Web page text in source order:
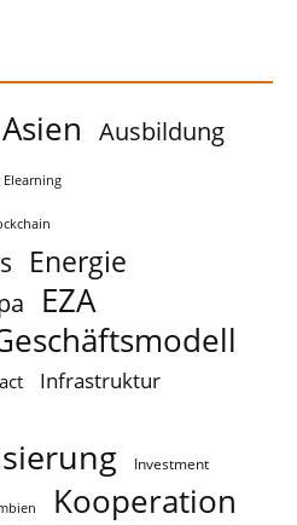
Asien Ausbildung
Energie
EZA
Infrastruktur
Investment
Kooperation